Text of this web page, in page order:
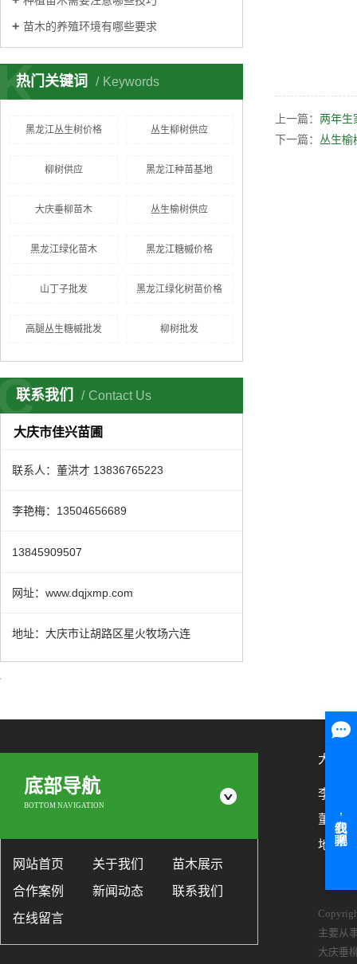
苗木的养殖环境有哪些要求
热门关键词 Keywords
黑龙江丛生树价格 丛生柳树供应
柳树供应 黑龙江种苗基地
大庆垂柳苗木 丛生榆树供应
黑龙江绿化苗木 黑龙江糖槭价格
山丁子批发 黑龙江绿化树苗价格
高腿丛生糖槭批发 柳树批发
联系我们 Contact Us
大庆市佳兴苗圃
联系人：董洪才 13836765223
李艳梅：13504656689
13845909507
网址：www.dqjxmp.com
地址：大庆市让胡路区星火牧场六连
上一篇： 两年生
下一篇： 丛生榆
底部导航
BOTTOM NAVIGATION
网站首页 关于我们
苗木展示
合作案例
新闻动态
联系我们
在线留言
大庆
李艳梅
董洪
地址
主要从
大庆垂